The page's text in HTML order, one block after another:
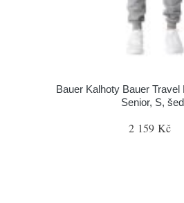
Bauer Kalhoty Bauer Travel
Senior, S,
2 159 Kč